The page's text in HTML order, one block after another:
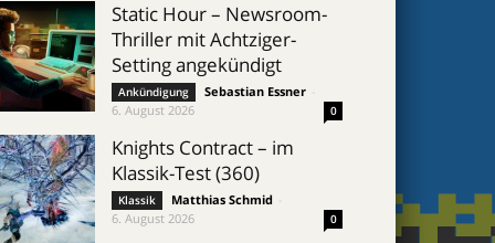
Static Hour – Newsroom-
Thriller mit Achtziger-
Setting angekündigt
Ankündigung Sebastian Essner
6. August 2026
0
Knights Contract – im
Klassik-Test (360)
Klassik Matthias Schmid
6. August 2026
0